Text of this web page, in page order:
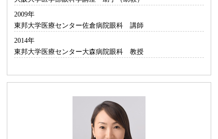
2009年
東邦大学医療センター佐倉病院眼科 講師
2014年
東邦大学医療センター大森病院眼科 教授